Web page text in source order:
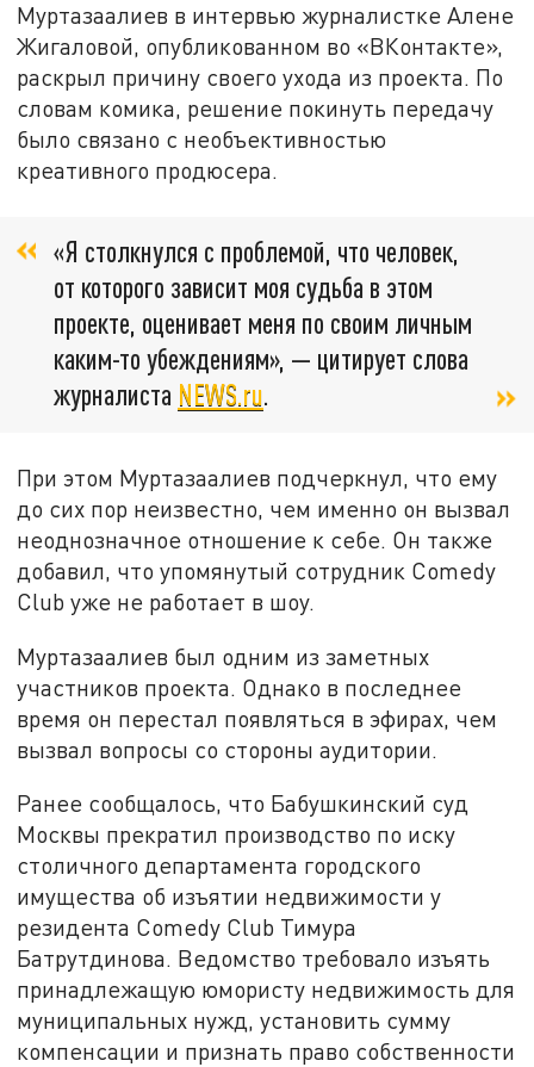
Муртазаалиев в интервью журналистке Алене
Жигаловой, опубликованном во «ВКонтакте»,
раскрыл причину своего ухода из проекта. По
словам комика, решение покинуть передачу
было связано с необъективностью
креативного продюсера.
«Я столкнулся с проблемой, что человек,
от которого зависит моя судьба в этом
проекте, оценивает меня по своим личным
каким-то убеждениям», — цитирует слова
журналиста NEWS.ru.
При этом Муртазаалиев подчеркнул, что ему
до сих пор неизвестно, чем именно он вызвал
неоднозначное отношение к себе. Он также
добавил, что упомянутый сотрудник Comedy
Club уже не работает в шоу.
Муртазаалиев был одним из заметных
участников проекта. Однако в последнее
время он перестал появляться в эфирах, чем
вызвал вопросы со стороны аудитории.
Ранее сообщалось, что Бабушкинский суд
Москвы прекратил производство по иску
столичного департамента городского
имущества об изъятии недвижимости у
резидента Comedy Club Тимура
Батрутдинова. Ведомство требовало изъять
принадлежащую юмористу недвижимость для
муниципальных нужд, установить сумму
компенсации и признать право собственности